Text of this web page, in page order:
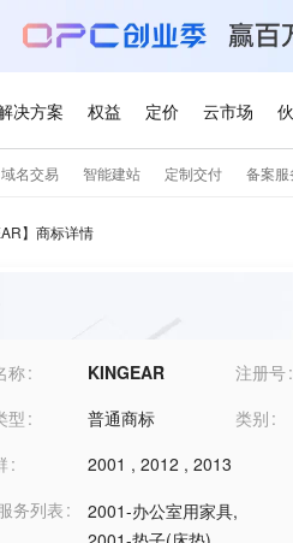
】商标详情
称 KINGEAR 注册号
型
普通商标 类别
2001 , 2012 , 2013
务列表
2001-办公室用家具,